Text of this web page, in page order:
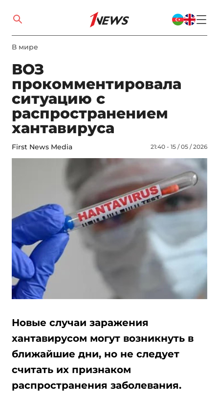
В мире
ВОЗ
прокомментировала
ситуацию с
распространением
хантавируса
First News Media 21:40 - 15 / 05 / 2026
Новые случаи заражения
хантавирусом могут возникнуть в
ближайшие дни, но не следует
считать их признаком
распространения заболевания.